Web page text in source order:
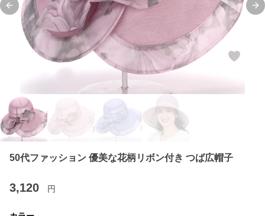
Previous slide
50代ファッション 優美な花柄リボン付き つば広帽子
3,120 円